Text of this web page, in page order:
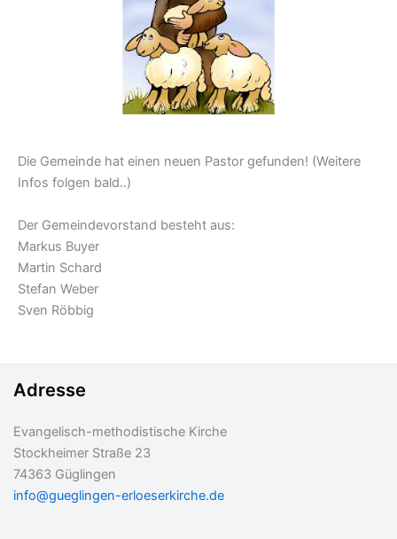
Die Gemeinde hat einen neuen Pastor gefunden! (Weitere
Infos folgen bald..)
Der Gemeindevorstand besteht aus:
Markus Buyer
Martin Schard
Stefan Weber
Sven Röbbig
Adresse
Evangelisch-methodistische Kirche
Stockheimer Straße 23
74363 Güglingen
info@gueglingen-erloeserkirche.de